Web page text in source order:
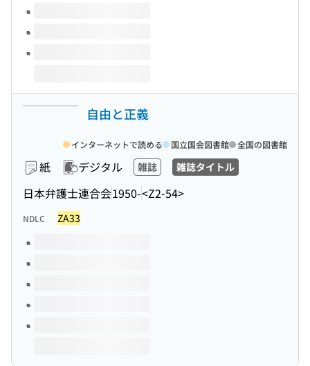
自由と正義
紙 デジタル 雑誌 雑誌タイトル
日本弁護士連合会1950-<Z2-54>
インターネットで読める 国立国会図書館 全国の図書館
NDLC ZA33
このタイトルの巻号